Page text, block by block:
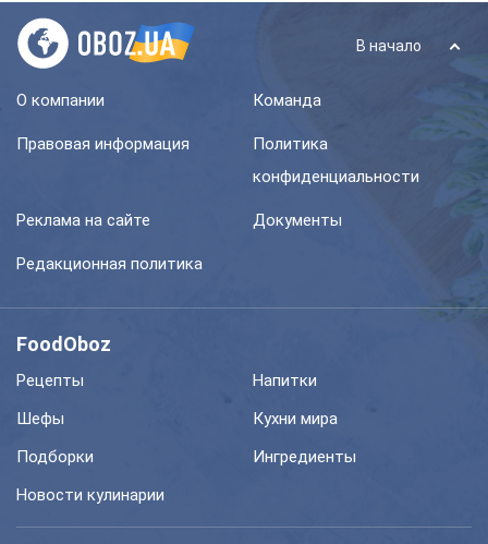
В начало
О компании Команда
Правовая информация
Политика
конфиденциальности
Реклама на сайте Документы
Редакционная политика
FoodOboz
Рецепты
Напитки
Шефы
Кухни мира
Подборки
Ингредиенты
Новости кулинарии